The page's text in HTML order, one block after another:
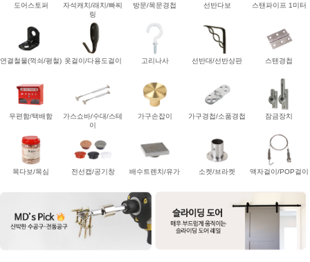
도어스토퍼
자석캐치/래치/빠찌
링
방문/목문경첩 선반다보 스탠파이프 1미터
연결철물(꺽쇠/평철) 옷걸이/다용도걸이 고리나사 선반대/선반상판 스텐경첩
우편함/택배함
가스쇼바/수대/스테
이
가구손잡이 가구경첩/소품경첩 잠금장치
목다보/목심 전선캡/공기창 배수트렌치/유가 소켓/브라켓 액자걸이/POP걸이